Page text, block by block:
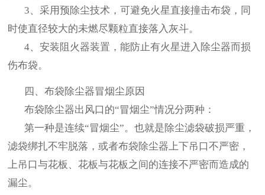
3、采用预除尘技术，可避免火星直接撞击布袋，同
时使直径较大的未燃尽颗粒直接落入灰斗。
4、安装阻火器装置，能防止有火星进入除尘器而损
伤布袋。
四、布袋除尘器冒烟尘原因
布袋除尘器出风口的“冒烟尘”情况分两种：
第一种是连续“冒烟尘”。也就是除尘滤袋破损严重，
滤袋绑扎不牢脱落，或者布袋除尘器上下吊口不严密，
上吊口与花板、花板与花板之间的连接不严密而造成的
漏尘。